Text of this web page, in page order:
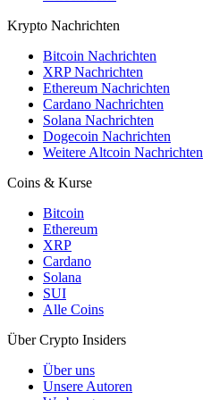
Krypto Nachrichten
Bitcoin Nachrichten
XRP Nachrichten
Ethereum Nachrichten
Cardano Nachrichten
Solana Nachrichten
Dogecoin Nachrichten
Weitere Altcoin Nachrichten
Coins & Kurse
Bitcoin
Ethereum
XRP
Cardano
Solana
SUI
Alle Coins
Über Crypto Insiders
Über uns
Unsere Autoren